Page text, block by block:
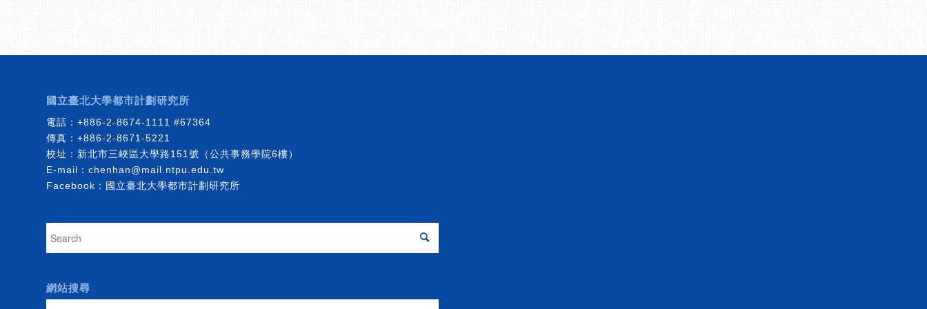
國立臺北大學都市計劃研究所
電話： +886-2-8674-1111 #67364
傳真：+886-2-8671-5221
校址：新北市三峽區大學路151號（公共事務學院6樓）
E-mail： chenhan@mail.ntpu.edu.tw
Facebook： 國立臺北大學都市計劃研究所
網站搜尋